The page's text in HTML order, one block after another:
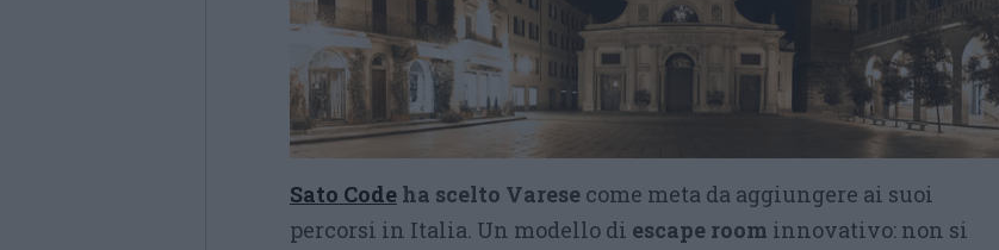
Sato Code ha scelto Varese come meta da aggiungere ai suoi
percorsi in Italia. Un modello di escape room innovativo: non si